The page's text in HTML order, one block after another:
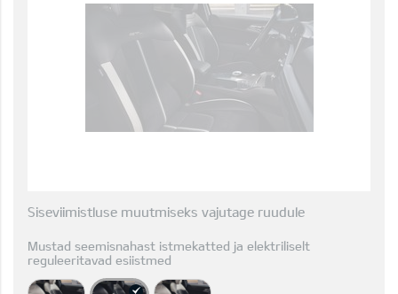
Siseviimistluse muutmiseks vajutage ruudule
Mustad seemisnahast istmekatted ja elektriliselt
reguleeritavad esiistmed